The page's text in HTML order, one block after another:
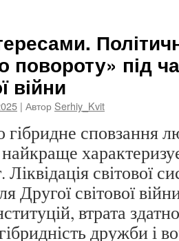
повороту» під
війни
| Автор Serhiy_Kvit
сповзання
найкраще
світової
Другої світової
втрата
дружби і